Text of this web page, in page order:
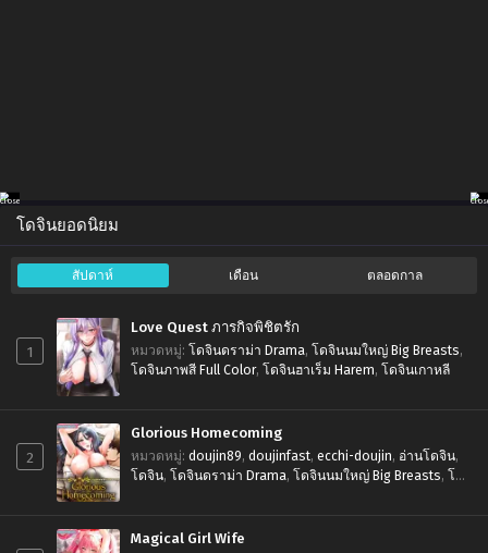
โดจินยอดนิยม
สัปดาห์ เดือน ตลอดกาล
1
Love Quest ภารกิจพิชิตรัก
หมวดหมู่: โดจินดราม่า Drama, โดจินนมใหญ่ Big Breasts,
โดจินภาพสี Full Color, โดจินฮาเร็ม Harem, โดจินเกาหลี
2
Glorious Homecoming
หมวดหมู่: doujin89, doujinfast, ecchi-doujin, อ่านโดจิน,
โดจิน, โดจินดราม่า Drama, โดจินนมใหญ่ Big Breasts, โดจิ
Magical Girl Wife